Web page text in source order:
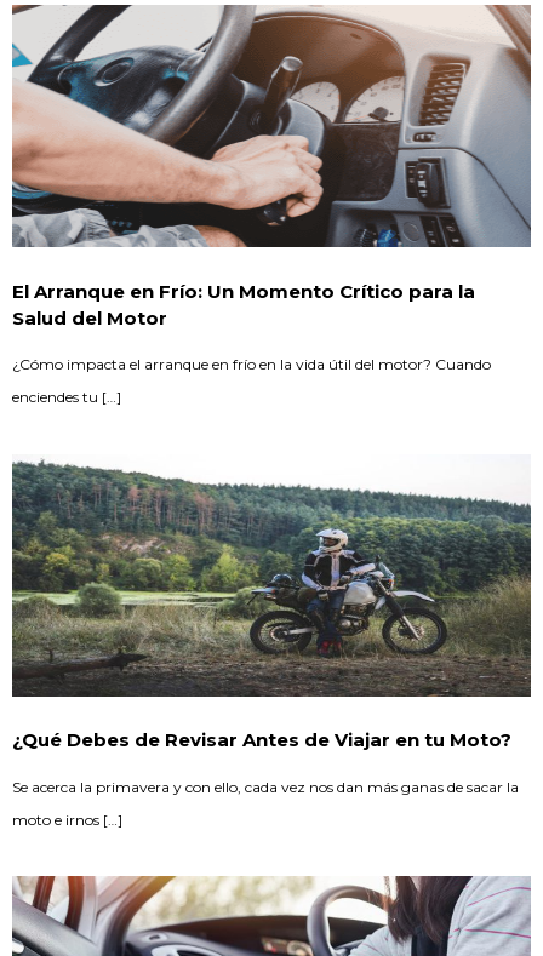
El Arranque en Frío: Un Momento Crítico para la
Salud del Motor
¿Cómo impacta el arranque en frío en la vida útil del motor? Cuando
enciendes tu […]
¿Qué Debes de Revisar Antes de Viajar en tu Moto?
Se acerca la primavera y con ello, cada vez nos dan más ganas de sacar la
moto e irnos […]